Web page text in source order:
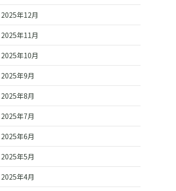
2025年12月
2025年11月
2025年10月
2025年9月
2025年8月
2025年7月
2025年6月
2025年5月
2025年4月